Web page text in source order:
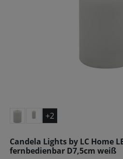
+2
Candela Lights by LC Home
fernbedienbar D7,5cm weiß